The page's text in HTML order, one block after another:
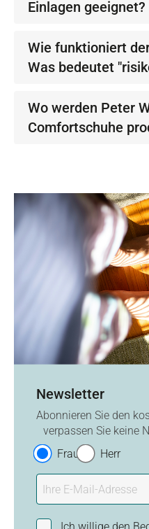
Einlagen geeignet?
Wie funktioniert
Was bedeutet
Wo werden Peter
Comfortschuhe
Newsletter
Abonnieren Sie den
verpassen Sie keine
Frau
Herr